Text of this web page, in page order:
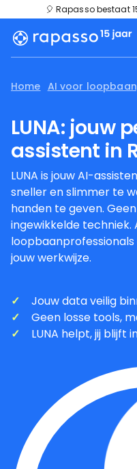
🎈 Rapasso bestaat
Home AI voor
LUNA: jouw
assistent in
LUNA is jouw AI-
sneller en slimmer te
handen te geven.
ingewikkelde techniek.
jouw werkwijze.
Jouw data veilig
Geen losse tools,
LUNA helpt, jij blijft